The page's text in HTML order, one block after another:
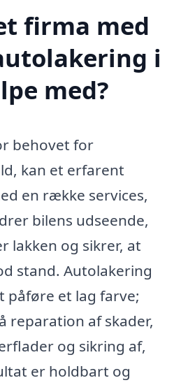
firma med
i
med?
behovet for
kan et erfarent
en række services,
bilens udseende,
lakken og sikrer, at
stand. Autolakering
påføre et lag farve;
reparation af skader,
og sikring af,
er holdbart og